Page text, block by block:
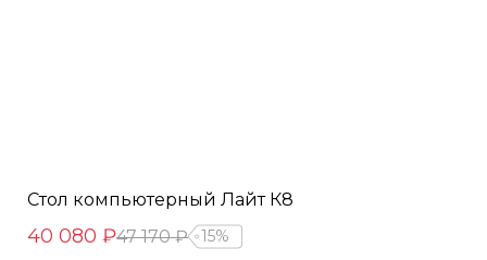
Стол компьютерный Лайт К8
40 080 ₽47 170 ₽ 15%